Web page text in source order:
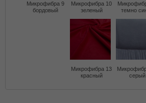
Микрофибра 9
бордовый
Микрофибра 10
зеленый
темно
Микрофибра 13
красный
серый